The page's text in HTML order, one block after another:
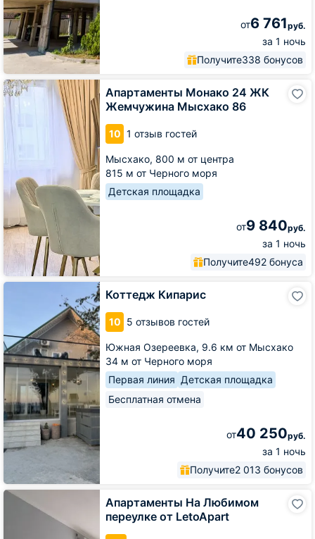
от6 761руб.
за 1 ночь
Получите338 бонусов
Апартаменты Монако 24 ЖК
Жемчужина Мысхако 86
10 1 отзыв гостей
Мысхако, 800 м от центра
815 м от Черного моря
Детская площадка
от9 840руб.
за 1 ночь
Получите492 бонуса
Апартаменты
Монако
24
ЖК
Жемчужина
Коттедж Кипарис
10 5 отзывов гостей
Южная Озереевка, 9.6 км от Мысхако
34 м от Черного моря
Первая линия Детская площадка
Бесплатная отмена
от40 250руб.
за 1 ночь
Получите2 013 бонусов
Коттедж
Апартаменты На Любимом
переулке от LetoApart
Апартаменты